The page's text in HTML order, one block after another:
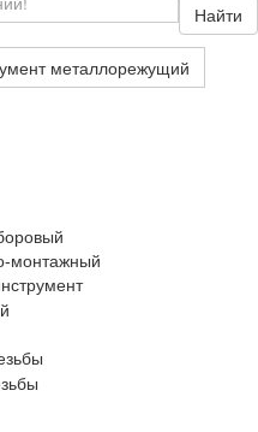
Найти
металлорежущий
монтажный